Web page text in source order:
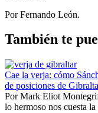
Por Fernando León.
También te
Cae la verja: cómo
de posiciones de
Por Mark Eliot
lo hermoso nos cuesta